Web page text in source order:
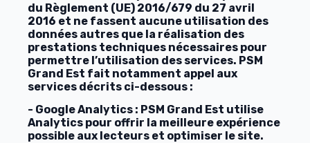
du Règlement (UE) 2016/679 du 27 avril
2016 et ne fassent aucune utilisation des
données autres que la réalisation des
prestations techniques nécessaires pour
permettre l’utilisation des services. PSM
Grand Est fait notamment appel aux
services décrits ci-dessous :
- Google Analytics : PSM Grand Est utilise
Analytics pour offrir la meilleure expérience
possible aux lecteurs et optimiser le site.